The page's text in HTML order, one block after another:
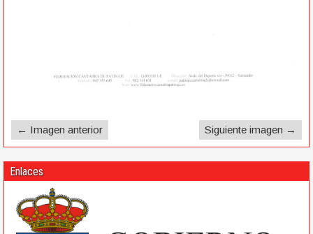
← Imagen anterior Siguiente imagen →
Enlaces